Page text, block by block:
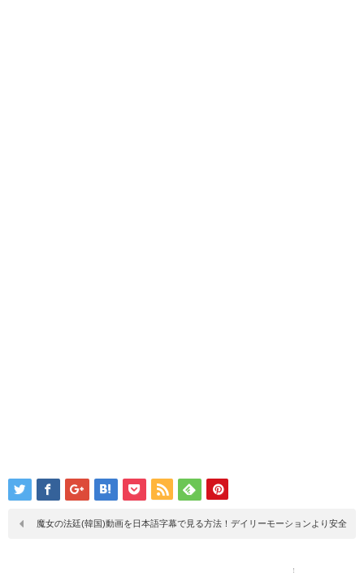
魔女の法廷(韓国)動画を日本語字幕で見る方法！デイリーモーションより安全